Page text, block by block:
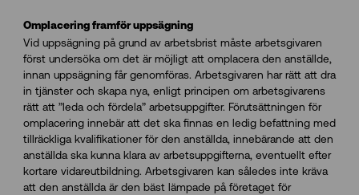
Omplacering framför uppsägning
Vid uppsägning på grund av arbetsbrist måste arbetsgivaren
först undersöka om det är möjligt att omplacera den anställde,
innan uppsägning får genomföras. Arbetsgivaren har rätt att dra
in tjänster och skapa nya, enligt principen om arbetsgivarens
rätt att ”leda och fördela” arbetsuppgifter. Förutsättningen för
omplacering innebär att det ska finnas en ledig befattning med
tillräckliga kvalifikationer för den anställda, innebärande att den
anställda ska kunna klara av arbetsuppgifterna, eventuellt efter
kortare vidareutbildning. Arbetsgivaren kan således inte kräva
att den anställda är den bäst lämpade på företaget för